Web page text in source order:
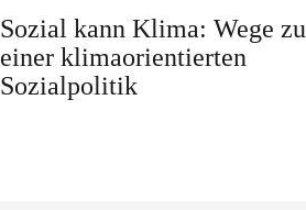
Sozial kann Klima: Wege zu
einer klimaorientierten
Sozialpolitik